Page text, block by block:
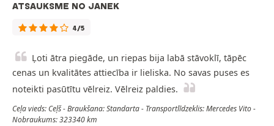
ATSAUKSME NO JANEK
4/5
Ļoti ātra piegāde, un riepas bija labā stāvoklī, tāpēc
cenas un kvalitātes attiecība ir lieliska. No savas puses es
noteikti pasūtītu vēlreiz. Vēlreiz paldies.
Ceļa vieds: Ceļš - Braukšana: Standarta - Transportlīdzeklis: Mercedes Vito -
Nobraukums: 323340 km